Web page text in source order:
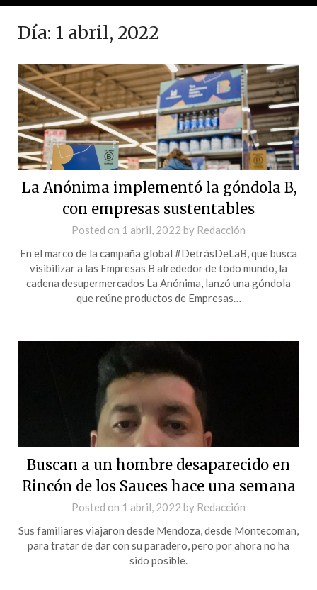
Día: 1 abril, 2022
La Anónima implementó la góndola B,
con empresas sustentables
Posted on 1 abril, 2022 by Redacción
En el marco de la campaña global #DetrásDeLaB, que busca
visibilizar a las Empresas B alrededor de todo mundo, la
cadena desupermercados La Anónima, lanzó una góndola
que reúne productos de Empresas…
Buscan a un hombre desaparecido en
Rincón de los Sauces hace una semana
Posted on 1 abril, 2022 by Redacción
Sus familiares viajaron desde Mendoza, desde Montecoman,
para tratar de dar con su paradero, pero por ahora no ha
sido posible.